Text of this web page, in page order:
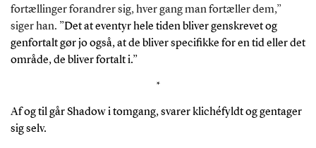
fortællinger forandrer sig, hver gang man fortæller dem,”
siger han. ”Det at eventyr hele tiden bliver genskrevet og
genfortalt gør jo også, at de bliver specifikke for en tid eller det
område, de bliver fortalt i.”
*
Af og til går Shadow i tomgang, svarer klichéfyldt og gentager
sig selv.